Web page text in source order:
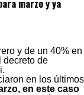
marzo y ya
y de un 40% en
decreto de
en los últimos
en este caso